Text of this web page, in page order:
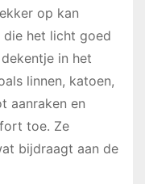
op kan
die het licht goed
in het
linnen, katoen,
aanraken en
toe. Ze
bijdraagt aan de